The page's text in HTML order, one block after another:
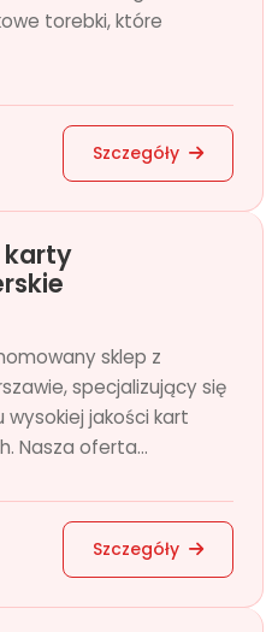
torebki, które
Szczegóły
karty
sklep z
specjalizujący się
jakości kart
Nasza oferta...
Szczegóły